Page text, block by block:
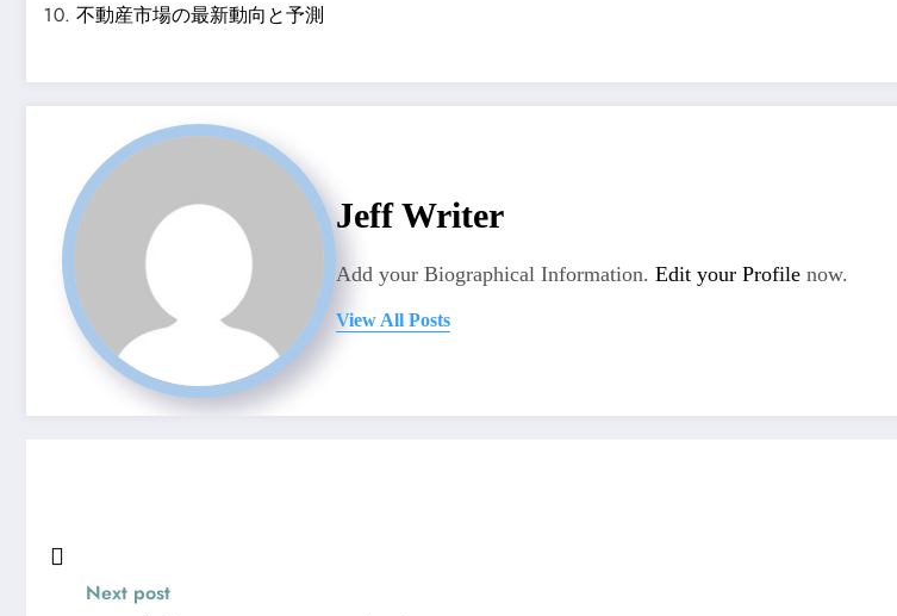
不動産市場の最新動向と予測
Jeff Writer
Add your Biographical Information. Edit your Profile now.
View All Posts
Next post